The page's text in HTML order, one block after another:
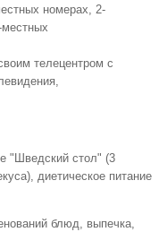
номерах, 2-
телецентром с
"Шведский стол" (3
диетическое питание
блюд, выпечка,